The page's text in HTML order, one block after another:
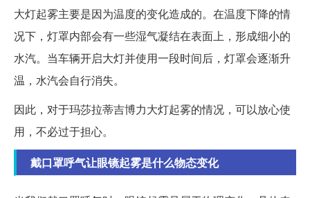
大灯起雾主要是因为温度的变化造成的。在温度下降的情
况下，灯罩内部会有一些湿气凝结在表面上，形成细小的
水汽。当车辆开启大灯并使用一段时间后，灯罩会逐渐升
温，水汽会自行消失。
因此，对于玛莎拉蒂吉博力大灯起雾的情况，可以放心使
用，不必过于担心。
戴口罩呼气让眼镜起雾是什么物态变化